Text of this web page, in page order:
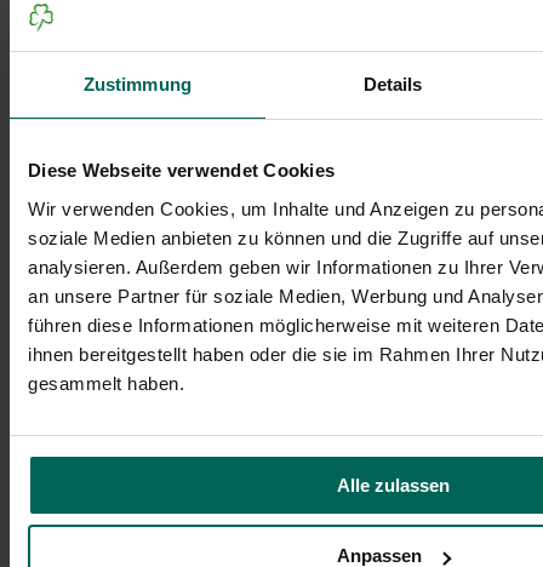
Zustimmung Details
Diese Webseite verwendet Cookies
Wir verwenden Cookies, um Inhalte und Anzeigen zu
soziale Medien anbieten zu können und die Zugriffe auf
analysieren. Außerdem geben wir Informationen zu Ihrer
an unsere Partner für soziale Medien, Werbung und
führen diese Informationen möglicherweise mit weiteren
ihnen bereitgestellt haben oder die sie im Rahmen Ihrer
gesammelt haben.
Alle zulassen
Anpassen